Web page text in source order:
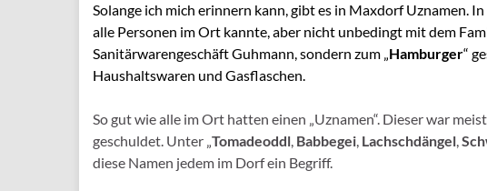
Solange ich mich erinnern kann, gibt es in Maxdorf Uznamen.
alle Personen im Ort kannte, aber nicht unbedingt mit dem
Sanitärwarengeschäft Guhmann, sondern zum „Hamburger“
Haushaltswaren und Gasflaschen.
So gut wie alle im Ort hatten einen „Uznamen“. Dieser war
geschuldet. Unter „Tomadeoddl, Babbegei, Lachschdängel,
diese Namen jedem im Dorf ein Begriff.